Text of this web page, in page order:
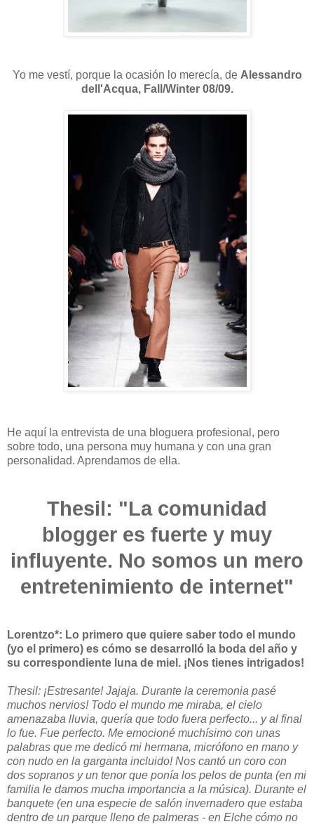
Yo me vestí, porque la ocasión lo merecía, de Alessandro
dell'Acqua, Fall/Winter 08/09.
He aquí la entrevista de una bloguera profesional, pero
sobre todo, una persona muy humana y con una gran
personalidad. Aprendamos de ella.
Thesil: "La comunidad
blogger es fuerte y muy
influyente. No somos un mero
entretenimiento de internet"
Lorentzo*: Lo primero que quiere saber todo el mundo
(yo el primero) es cómo se desarrolló la boda del año y
su correspondiente luna de miel. ¡Nos tienes intrigados!
Thesil: ¡Estresante! Jajaja. Durante la ceremonia pasé
muchos nervios! Todo el mundo me miraba, el cielo
amenazaba lluvia, quería que todo fuera perfecto... y al final
lo fue. Fue perfecto. Me emocioné muchísimo con unas
palabras que me dedicó mi hermana, micrófono en mano y
con nudo en la garganta incluido! Nos cantó un coro con
dos sopranos y un tenor que ponía los pelos de punta (en mi
familia le damos mucha importancia a la música). Durante el
banquete (en una especie de salón invernadero que estaba
dentro de un parque lleno de palmeras - en Elche cómo no